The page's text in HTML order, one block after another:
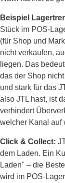
Beispiel
Stück im POS-
(für Shop und
nicht verkaufen,
liegen. Das
das der Shop
und stark für das
also JTL hast, ist
verhindert
welcher Kanal auf
Click & Collect:
dem Laden. Ein
Laden" – die
wird im POS-